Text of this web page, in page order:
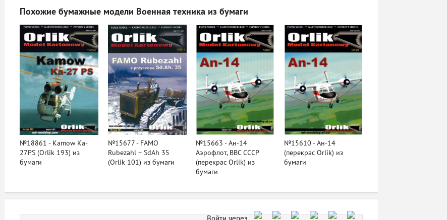
Похожие бумажные модели Военная техника из бумаги
№18861 - Kamow Ka-
27PS (Orlik 193) из
бумаги
№15677 - FAMO
Rubezahl + SdAh 35
(Orlik 101) из бумаги
№15663 - Ан-14
Аэрофлот, ВВС СССР
(перекрас Orlik) из
бумаги
№15610 - Ан-14
(перекрас Orlik) из
бумаги